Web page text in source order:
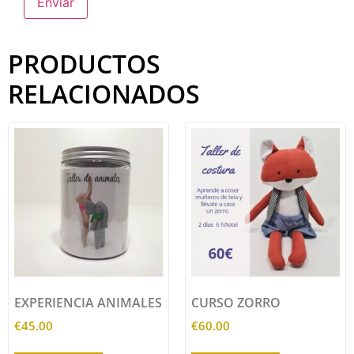
PRODUCTOS
RELACIONADOS
EXPERIENCIA ANIMALES
€45.00
CURSO ZORRO
€60.00